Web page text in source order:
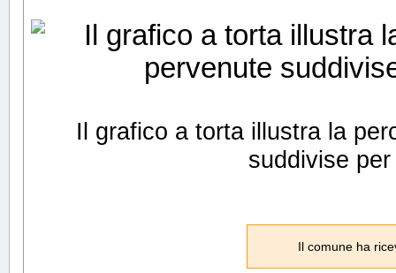
Il grafico a torta illustra la
suddivise
Il comune ha